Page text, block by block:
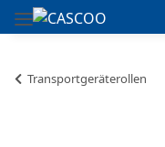
Transportgeräterollen